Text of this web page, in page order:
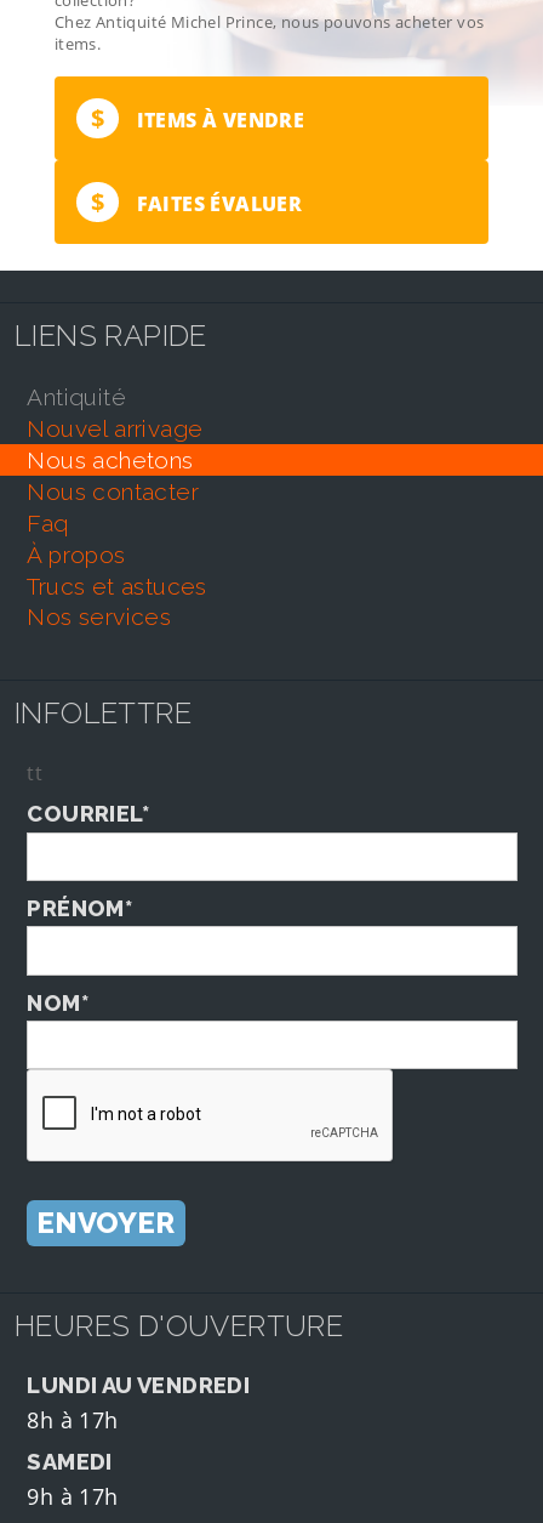
Chez Antiquité Michel Prince, nous pouvons acheter vos
items.
$ ITEMS À VENDRE
$ FAITES ÉVALUER
LIENS RAPIDE
antiquité
nouvel arrivage
nous achetons
nous contacter
faq
À propos
trucs et astuces
nos services
INFOLETTRE
tt
COURRIEL*
PRÉNOM*
NOM*
HEURES D'OUVERTURE
LUNDI AU VENDREDI
8h à 17h
SAMEDI
9h à 17h